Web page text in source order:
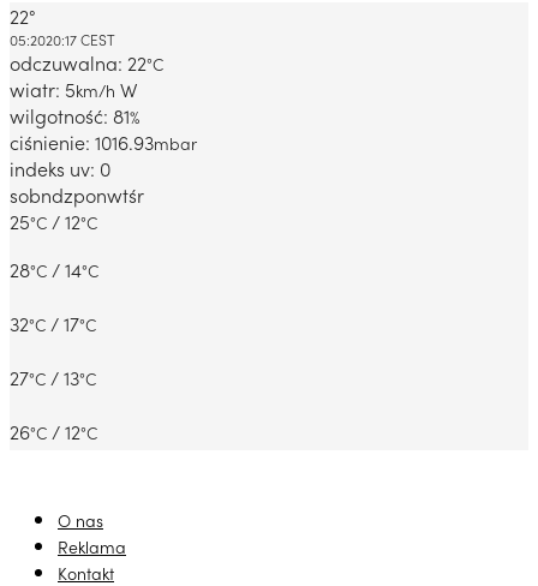
Dabrowa Gornicza, PL
22°
05:2020:17 CEST
odczuwalna: 22°C
wiatr: 5km/h W
wilgotność: 81%
ciśnienie: 1016.93mbar
indeks uv: 0
sobndzponwtśr
25°C / 12°C
28°C / 14°C
32°C / 17°C
27°C / 13°C
26°C / 12°C
O nas
Reklama
Kontakt